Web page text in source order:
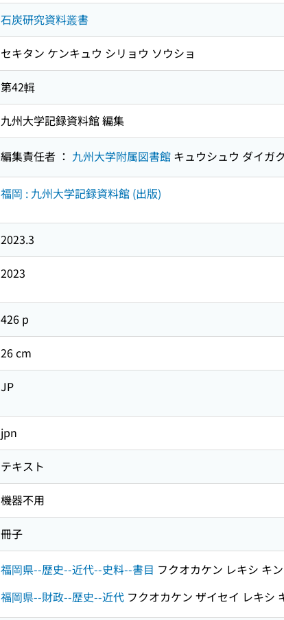
石炭研究資料叢書
セキタン ケンキュウ シリョウ ソウショ
第42輯
九州大学記録資料館 編集
編集責任者 ： 九州大学附属図書館 キュウシュウ ダイガ
福岡 : 九州大学記録資料館 (出版)
2023.3
2023
426 p
26 cm
JP
jpn
テキスト
機器不用
冊子
福岡県--歴史--近代--史料--書目 フクオカケン レキシ キ
福岡県--財政--歴史--近代 フクオカケン ザイセイ レキシ